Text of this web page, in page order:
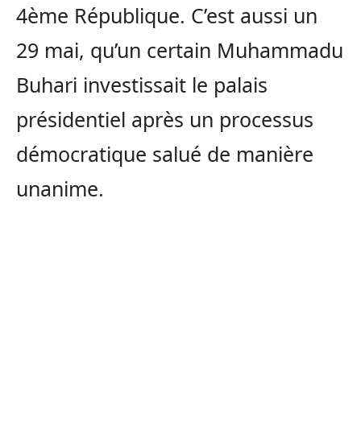
4ème République. C’est aussi un
29 mai, qu’un certain Muhammadu
Buhari investissait le palais
présidentiel après un processus
démocratique salué de manière
unanime.